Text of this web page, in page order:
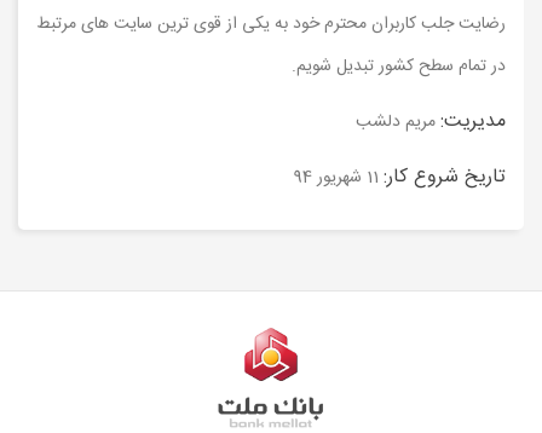
رضایت جلب کاربران محترم خود به یکی از قوی ترین سایت های مرتبط
در تمام سطح کشور تبدیل شویم.
مدیریت:مریم دلشب
تاریخ شروع کار: